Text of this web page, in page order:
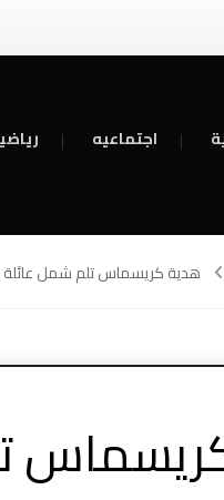
اجتماعيه
هدية كريسماس تلم شمل عائلة